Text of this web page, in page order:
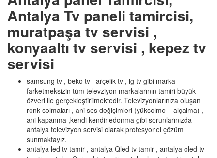
Antalya Tv paneli tamircisi,
muratpaşa tv servisi ,
konyaaltı tv servisi , kepez tv
servisi
samsung tv , beko tv , arçelik tv , lg tv gibi marka
farketmeksizin tüm televziyon markalarının tamiri büyük
özveri ile gerçekleştirilmektedir. Televizyonlarınıza oluşan
renk solmaları , ani ses değişimleri (yükselme – alçalma) ,
ani kapanma ,kendi kendinedonma gibi sorunlarınızda
antalya televizyon servisi olarak profesyonel çözüm
sunmaktayız.
antalya led tv tamir , antalya Qled tv tamir , antalya oled tv